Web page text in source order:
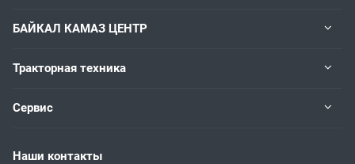
БАЙКАЛ КАМАЗ ЦЕНТР
Тракторная техника
Сервис
Наши контакты